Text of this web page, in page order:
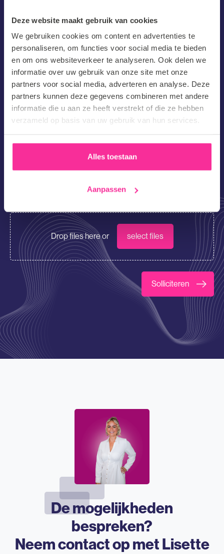
Deze website maakt gebruik van cookies
We gebruiken cookies om content en advertenties te
personaliseren, om functies voor social media te bieden
en om ons websiteverkeer te analyseren. Ook delen we
informatie over uw gebruik van onze site met onze
partners voor social media, adverteren en analyse. Deze
partners kunnen deze gegevens combineren met andere
informatie die u aan ze heeft verstrekt of die ze hebben
verzameld op basis van uw gebruik van hun services.
Alles toestaan
Aanpassen
je jouw gegevens achterlaat zullen wij binnen 2 werkdagen
Voornaam
(Vereist)
Achternaam
(Vereist)
E-
Hoe ben je op onze website terechtgekomen?
CV/Motivatie
Drop files here or
select files
De mogelijkheden
bespreken?
Neem contact op metLisette